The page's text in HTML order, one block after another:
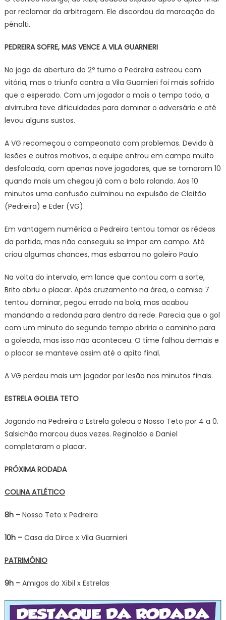
por reclamar da arbitragem. Ele discordou da marcação do
pênalti.
PEDREIRA SOFRE, MAS VENCE A VILA GUARNIERI
No jogo de abertura do 2º turno a Pedreira estreou com
vitória, mas o triunfo contra a Vila Guarnieri foi mais sofrido
que o esperado. Com um jogador a mais o tempo todo, a
alvirrubra teve dificuldades para dominar o adversário e até
levou alguns sustos.
A VG recomeçou o campeonato com problemas. Devido à
lesões e outros motivos, a equipe entrou em campo muito
desfalcada, com apenas nove jogadores, que se tornaram 10
quando mais um chegou já com a bola rolando. Aos 10
minutos uma confusão culminou na expulsão de Cleitão
(Pedreira) e Eder (VG).
Em vantagem numérica a Pedreira tentou tomar as rédeas
da partida, mas não conseguiu se impor em campo. Até
criou algumas chances, mas esbarrou no goleiro Paulo.
Na volta do intervalo, em lance que contou com a sorte,
Brito abriu o placar. Após cruzamento na área, o camisa 7
tentou dominar, pegou errado na bola, mas acabou
mandando a redonda para dentro da rede. Parecia que o gol
com um minuto do segundo tempo abriria o caminho para
a goleada, mas isso não aconteceu. O time falhou demais e
o placar se manteve assim até o apito final.
A VG perdeu mais um jogador por lesão nos minutos finais.
ESTRELA GOLEIA TETO
Jogando na Pedreira o Estrela goleou o Nosso Teto por 4 a 0.
Salsichão marcou duas vezes. Reginaldo e Daniel
completaram o placar.
PRÓXIMA RODADA
COLINA ATLÉTICO
8h –Nosso Teto x Pedreira
10h –Casa da Dirce x Vila Guarnieri
PATRIMÔNIO
9h –Amigos do Xibil x Estrelas